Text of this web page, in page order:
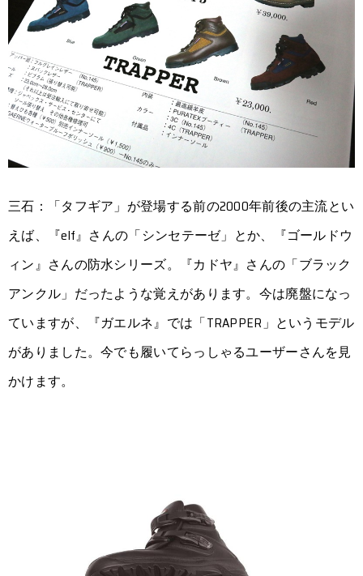
三石：「タフギア」が登場する前の2000年前後の主流とい
えば、『elf』さんの「シンセテーゼ」とか、『ゴールドウ
ィン』さんの防水シリーズ。『カドヤ』さんの「ブラック
アンクル」だったような覚えがあります。今は廃盤になっ
ていますが、『ガエルネ』では「TRAPPER」というモデル
がありました。今でも履いてらっしゃるユーザーさんを見
かけます。